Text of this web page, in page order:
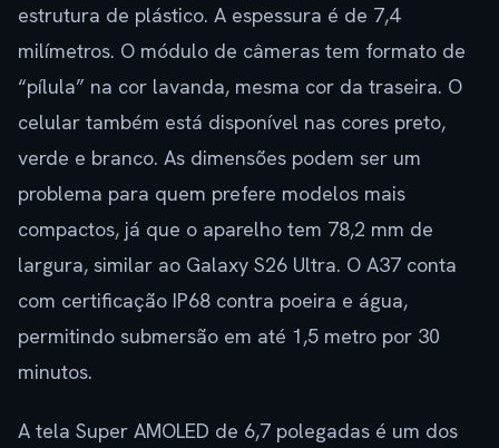
estrutura de plástico. A espessura é de 7,4
milímetros. O módulo de câmeras tem formato de
“pílula” na cor lavanda, mesma cor da traseira. O
celular também está disponível nas cores preto,
verde e branco. As dimensões podem ser um
problema para quem prefere modelos mais
compactos, já que o aparelho tem 78,2 mm de
largura, similar ao Galaxy S26 Ultra. O A37 conta
com certificação IP68 contra poeira e água,
permitindo submersão em até 1,5 metro por 30
minutos.
A tela Super AMOLED de 6,7 polegadas é um dos